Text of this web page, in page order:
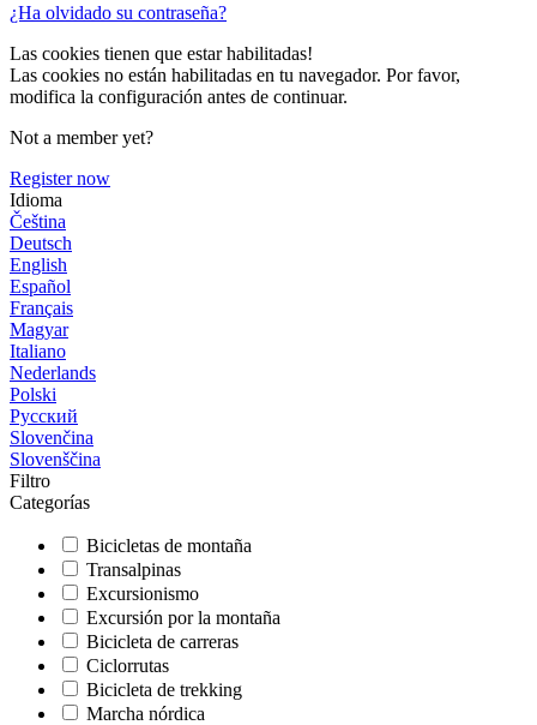
¿Ha olvidado su contraseña?
Las cookies tienen que estar habilitadas!
Las cookies no están habilitadas en tu navegador. Por favor,
modifica la configuración antes de continuar.
Not a member yet?
Register now
Idioma
Čeština
Deutsch
English
Español
Français
Magyar
Italiano
Nederlands
Polski
Русский
Slovenčina
Slovenščina
Filtro
Categorías
Bicicletas de montaña
Transalpinas
Excursionismo
Excursión por la montaña
Bicicleta de carreras
Ciclorrutas
Bicicleta de trekking
Marcha nórdica